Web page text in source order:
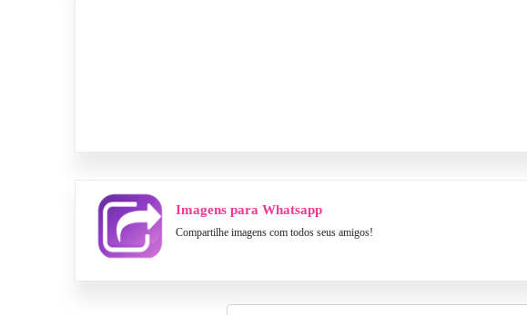
Imagens para Whatsapp
Compartilhe imagens com todos seus amigos!